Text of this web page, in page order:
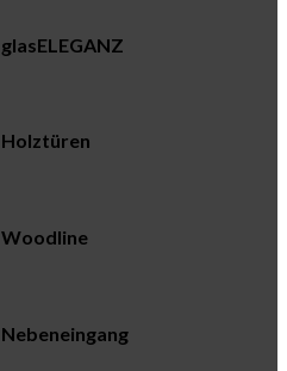
glasELEGANZ
Holztüren
Woodline
Nebeneingang